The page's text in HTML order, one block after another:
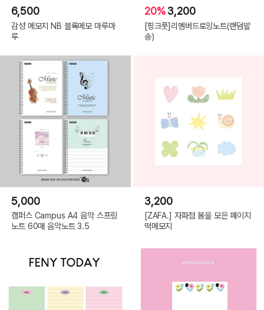
6,500
감성 메모지 NB 블록메모 마루마
루
20%3,200
[핑크풋]리멤버드로잉노트(랜덤발
송)
5,000
캠퍼스 Campus A4 음악 스프링
노트 60매 음악노트 3.5
3,200
[ZAFA.] 자파점 봄을 모은 페이지
떡메모지